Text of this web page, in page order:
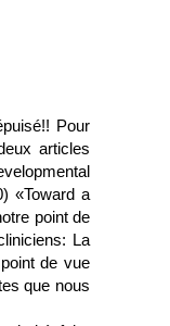
Pour
articles
«Toward a
point de
La
de vue
que nous